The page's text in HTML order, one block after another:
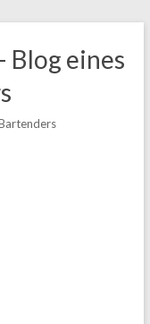
Blog eines